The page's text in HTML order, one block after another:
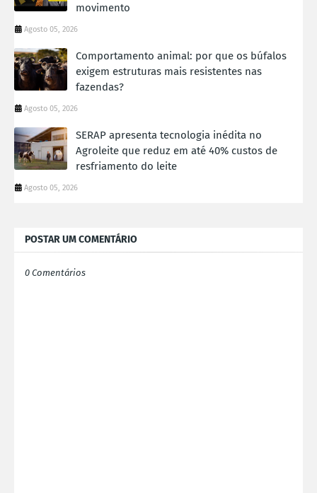
movimento
Agosto 05, 2026
Comportamento animal: por que os búfalos
exigem estruturas mais resistentes nas
fazendas?
Agosto 05, 2026
SERAP apresenta tecnologia inédita no
Agroleite que reduz em até 40% custos de
resfriamento do leite
Agosto 05, 2026
POSTAR UM COMENTÁRIO
0 Comentários